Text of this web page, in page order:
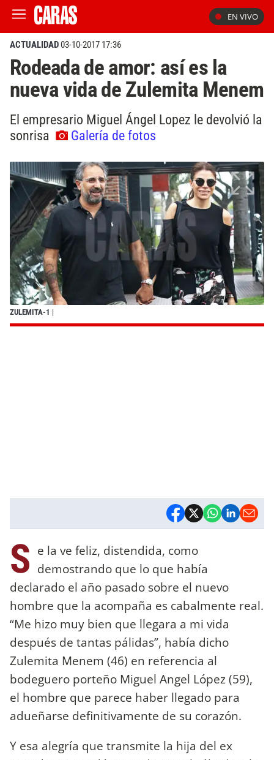
EN VIVO
ACTUALIDAD03-10-2017 17:36
Rodeada de amor: así es la
nueva vida de Zulemita Menem
El empresario Miguel Ángel Lopez le devolvió la
sonrisa
Galería de fotos
ZULEMITA-1 |
S e la ve feliz, distendida, como
demostrando que lo que había
declarado el año pasado sobre el nuevo
hombre que la acompaña es cabalmente real.
“Me hizo muy bien que llegara a mi vida
después de tantas pálidas”, había dicho
Zulemita Menem (46) en referencia al
bodeguero porteño Miguel Angel López (59),
el hombre que parece haber llegado para
adueñarse definitivamente de su corazón.
Y esa alegría que transmite la hija del ex